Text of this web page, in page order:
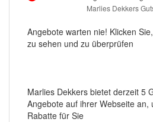
Marlies Dekkers
Angebote warten nie! Klicken
zu sehen und zu überprüfen
Marlies Dekkers bietet derzeit 5
Angebote auf ihrer Webseite an,
Rabatte für Sie